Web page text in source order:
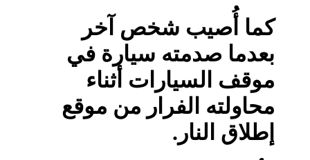
كما أُصيب شخص آخر
بعدما صدمته سيارة في
موقف السيارات أثناء
محاولته الفرار من موقع
إطلاق النار.